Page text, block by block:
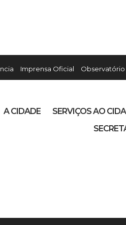
Imprensa Oficial Observatório
A CIDADE SERVIÇOS AO